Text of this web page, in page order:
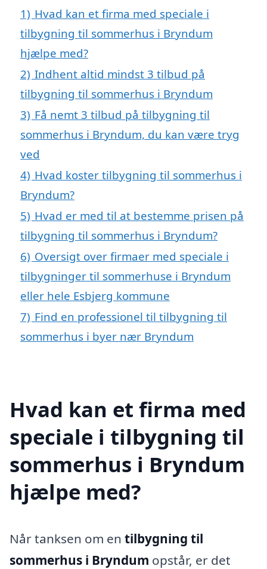
1) Hvad kan et firma med speciale i
tilbygning til sommerhus i Bryndum
hjælpe med?
2) Indhent altid mindst 3 tilbud på
tilbygning til sommerhus i Bryndum
3) Få nemt 3 tilbud på tilbygning til
sommerhus i Bryndum, du kan være tryg
ved
4) Hvad koster tilbygning til sommerhus i
Bryndum?
5) Hvad er med til at bestemme prisen på
tilbygning til sommerhus i Bryndum?
6) Oversigt over firmaer med speciale i
tilbygninger til sommerhuse i Bryndum
eller hele Esbjerg kommune
7) Find en professionel til tilbygning til
sommerhus i byer nær Bryndum
Hvad kan et firma med
speciale i tilbygning til
sommerhus i Bryndum
hjælpe med?
Når tanksen om en tilbygning til
sommerhus i Bryndum opstår, er det